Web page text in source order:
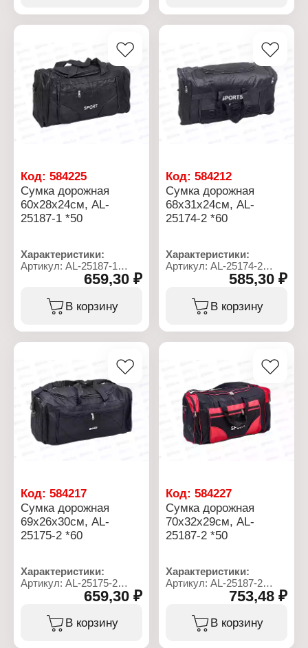
Материал: полиэстер
Тип застежки: на молнии
Материал: полиэстер
Тип застежки: на молнии
Код: 584225
Сумка дорожная
60х28х24см, AL-
25187-1 *50
Характеристики:
Артикул: AL-25187-1
Тип товара: Сумка
Назначение: дорожная
Размер: 60х28х24 см
Подклад: нет
Материал: полиэстер
Тип застежки: на молнии
659,30 ₽
В корзину
Код:584212
Сумка дорожная
68х31х24см, AL-
25174-2 *60
Характеристики:
Артикул: AL-25174-2
Тип товара: Сумка
Назначение: дорожная
Размер: 68х31х24 см
Подклад: нет
Материал: полиэстер
Тип застежки: на молнии
585,30 ₽
В корзину
Код: 584217
Сумка дорожная
69х26х30см, AL-
25175-2 *60
Характеристики:
Артикул: AL-25175-2
Тип товара: Сумка
Назначение: дорожная
Размер: 69х26х30 см
Подклад: нет
659,30 ₽
В корзину
Код:584227
Сумка дорожная
70х32х29см, AL-
25187-2 *50
Характеристики:
Артикул: AL-25187-2
Тип товара: Сумка
Назначение: дорожная
Размер: 70х32х29 см
Подклад: нет
753,48 ₽
В корзину